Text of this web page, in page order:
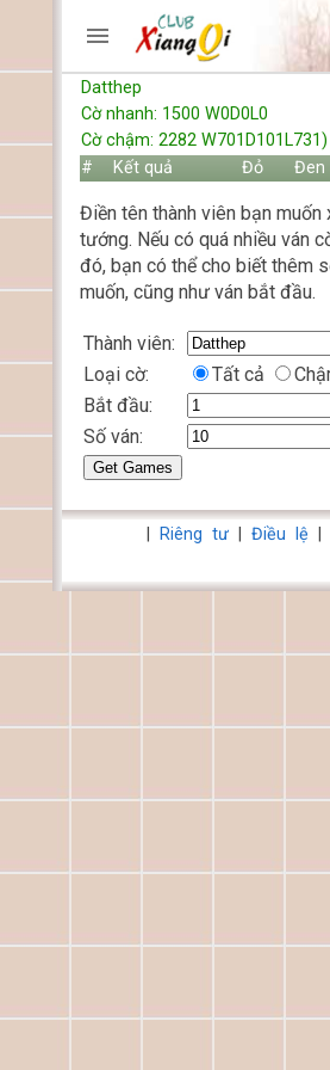
TRƯƠNG MỤC
Trang chủ
Đăng ký
Cách chơi
Hỏi đáp
Luật cờ tướng
HỒ SƠ
FORUMS
TIẾN LÊN
Datthep
Cờ nhanh: 1500 W0D0L0
Cờ chậm: 2282 W701D101L731)
#
Kết quả Đỏ Đen
Điền tên thành viên bạn muốn
tướng. Nếu có quá nhiều ván
đó, bạn có thể cho biết thêm
muốn, cũng như ván bắt đầu.
Thành viên:
Loại cờ:
Tất cả
Bắt đầu:
Số ván:
Điều lệ
Riêng tư